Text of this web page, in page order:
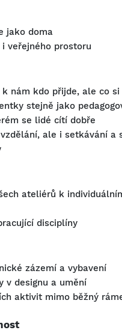
jako doma
veřejného prostoru
nám kdo přijde, ale co si
stejně jako
se lidé cítí dobře
ale i setkávání a
ateliérů k
disciplíny
zázemí a vybavení
v designu a umění
aktivit mimo běžný